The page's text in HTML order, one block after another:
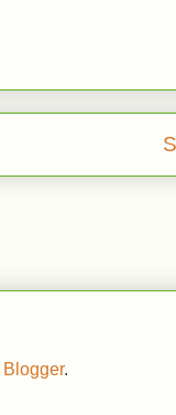
Blogger.